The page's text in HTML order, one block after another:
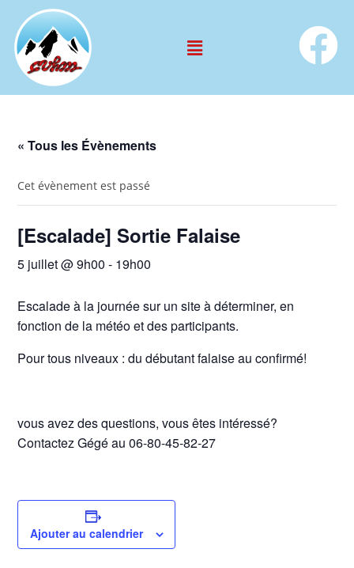
« Tous les Évènements
Cet évènement est passé
[Escalade] Sortie Falaise
5 juillet @ 9h00 - 19h00
Escalade à la journée sur un site à déterminer, en
fonction de la météo et des participants.
Pour tous niveaux : du débutant falaise au confirmé!
vous avez des questions, vous êtes intéressé?
Contactez Gégé au 06-80-45-82-27
Ajouter au calendrier